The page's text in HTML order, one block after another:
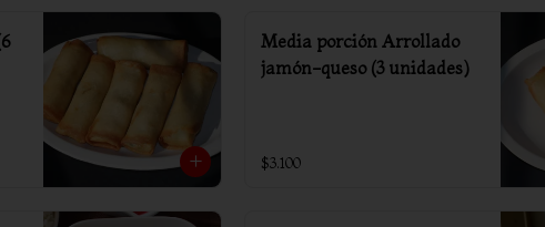
Media porción Arrollado
jamón-queso (3 unidades)
$3.100